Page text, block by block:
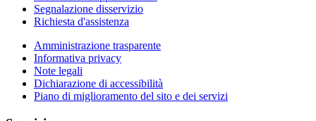
Segnalazione disservizio
Richiesta d'assistenza
Amministrazione trasparente
Informativa privacy
Note legali
Dichiarazione di accessibilità
Piano di miglioramento del sito e dei servizi